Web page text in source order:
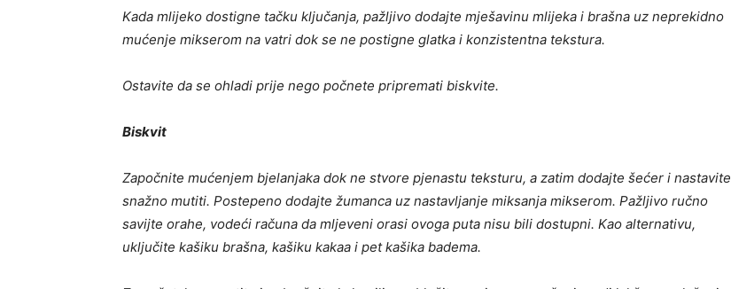
Kada mlijeko dostigne tačku ključanja, pažljivo dodajte mješavinu mlijeka i brašna uz neprekidno
mućenje mikserom na vatri dok se ne postigne glatka i konzistentna tekstura.
Ostavite da se ohladi prije nego počnete pripremati biskvite.
Biskvit
Započnite mućenjem bjelanjaka dok ne stvore pjenastu teksturu, a zatim dodajte šećer i nastavite
snažno mutiti. Postepeno dodajte žumanca uz nastavljanje miksanja mikserom. Pažljivo ručno
savijte orahe, vodeći računa da mljeveni orasi ovoga puta nisu bili dostupni. Kao alternativu,
uključite kašiku brašna, kašiku kakaa i pet kašika badema.